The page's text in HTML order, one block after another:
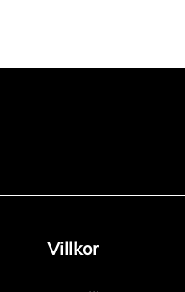
Villkor